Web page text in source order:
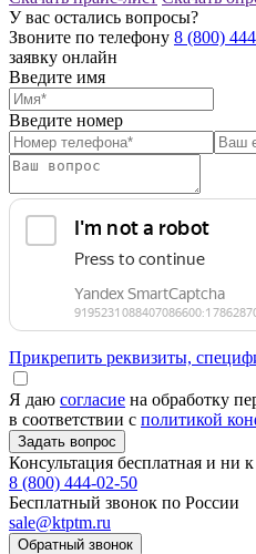
У вас остались вопросы?
Звоните по телефону 8 (800)
заявку онлайн
Введите имя
Введите номер
Прикрепить реквизиты,
Я даю согласие на обработку
в соответствии с политикой
Консультация бесплатная и ни
8 (800) 444-02-50
Бесплатный звонок по России
sale@ktptm.ru